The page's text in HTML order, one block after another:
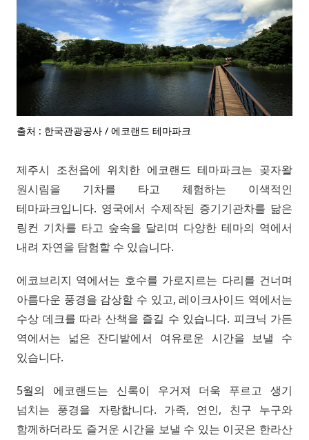
출처 : 한국관광공사 / 에코랜드 테마파크
제주시 조천읍에 위치한 에코랜드 테마파크는 곶자왈
원시림을 기차를 타고 체험하는 이색적인
테마파크입니다. 영국에서 수제작된 증기기관차를 닮은
링컨 기차를 타고 숲속을 달리며 다양한 테마의 역에서
내려 자연을 탐험할 수 있습니다.
에코브리지 역에서는 호수를 가로지르는 다리를 건너며
아름다운 풍경을 감상할 수 있고, 레이크사이드 역에서는
수상 데크를 따라 산책을 즐길 수 있습니다. 피크닉 가든
역에서는 넓은 잔디밭에서 여유로운 시간을 보낼 수
있습니다.
5월의 에코랜드는 신록이 우거져 더욱 푸르고 생기
넘치는 풍경을 자랑합니다. 가족, 연인, 친구 누구와
함께하더라도 즐거운 시간을 보낼 수 있는 이곳은 한라산